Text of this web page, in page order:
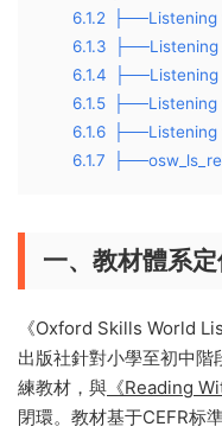
6.1.2
├──Listening
6.1.3
6.1.4
6.1.5
├──Listening
6.1.6
├──Listening
6.1.7
一、教材體系定
《Oxford Skills World
出版社針對小學至初中
練教材，與 《Reading
閉環。教材基于CEFR标